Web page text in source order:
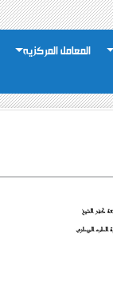
المعامل المركزيه